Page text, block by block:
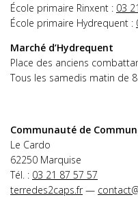
École primaire Rinxent : 03
École primaire Hydrequent :
Marché d’Hydrequent
Place des anciens
Tous les samedis matin de
Communauté de
Le Cardo
62250 Marquise
Tél. : 03 21 87 57 57
terredes2caps.fr—